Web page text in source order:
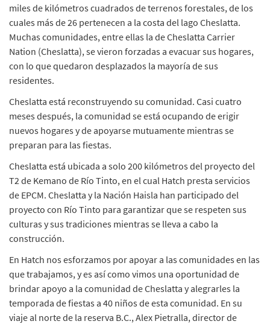
miles de kilómetros cuadrados de terrenos forestales, de los
cuales más de 26 pertenecen a la costa del lago Cheslatta.
Muchas comunidades, entre ellas la de Cheslatta Carrier
Nation (Cheslatta), se vieron forzadas a evacuar sus hogares,
con lo que quedaron desplazados la mayoría de sus
residentes.
Cheslatta está reconstruyendo su comunidad. Casi cuatro
meses después, la comunidad se está ocupando de erigir
nuevos hogares y de apoyarse mutuamente mientras se
preparan para las fiestas.
Cheslatta está ubicada a solo 200 kilómetros del proyecto del
T2 de Kemano de Río Tinto, en el cual Hatch presta servicios
de EPCM. Cheslatta y la Nación Haisla han participado del
proyecto con Río Tinto para garantizar que se respeten sus
culturas y sus tradiciones mientras se lleva a cabo la
construcción.
En Hatch nos esforzamos por apoyar a las comunidades en las
que trabajamos, y es así como vimos una oportunidad de
brindar apoyo a la comunidad de Cheslatta y alegrarles la
temporada de fiestas a 40 niños de esta comunidad. En su
viaje al norte de la reserva B.C., Alex Pietralla, director de